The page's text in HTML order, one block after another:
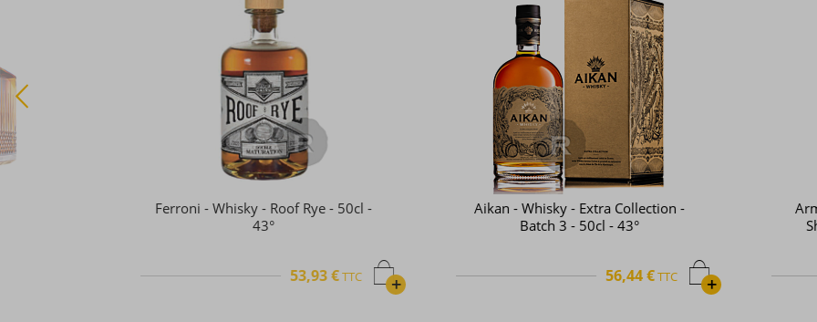
Aikan - Whisky - Extra Collection -
Batch 3 - 50cl - 43°
56,44 € TTC
Armorik - Whisky - Single malt -
Sherry cask - Bio - 70cl - 46°
48,58 € TTC